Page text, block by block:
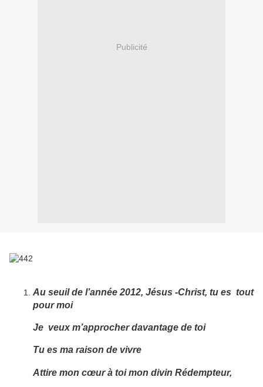
Publicité
Au seuil de l’année 2012, Jésus -Christ, tu es tout
pour moi
Je veux m’approcher davantage de toi
Tu es ma raison de vivre
Attire mon cœur à toi mon divin Rédempteur,